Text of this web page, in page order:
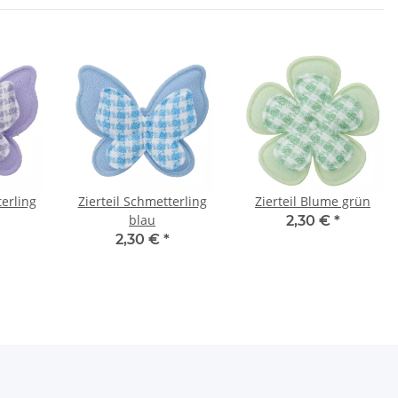
Zierteil Schmetterling
blau
2,30 € *
Zierteil Blume grün
2,30 € *